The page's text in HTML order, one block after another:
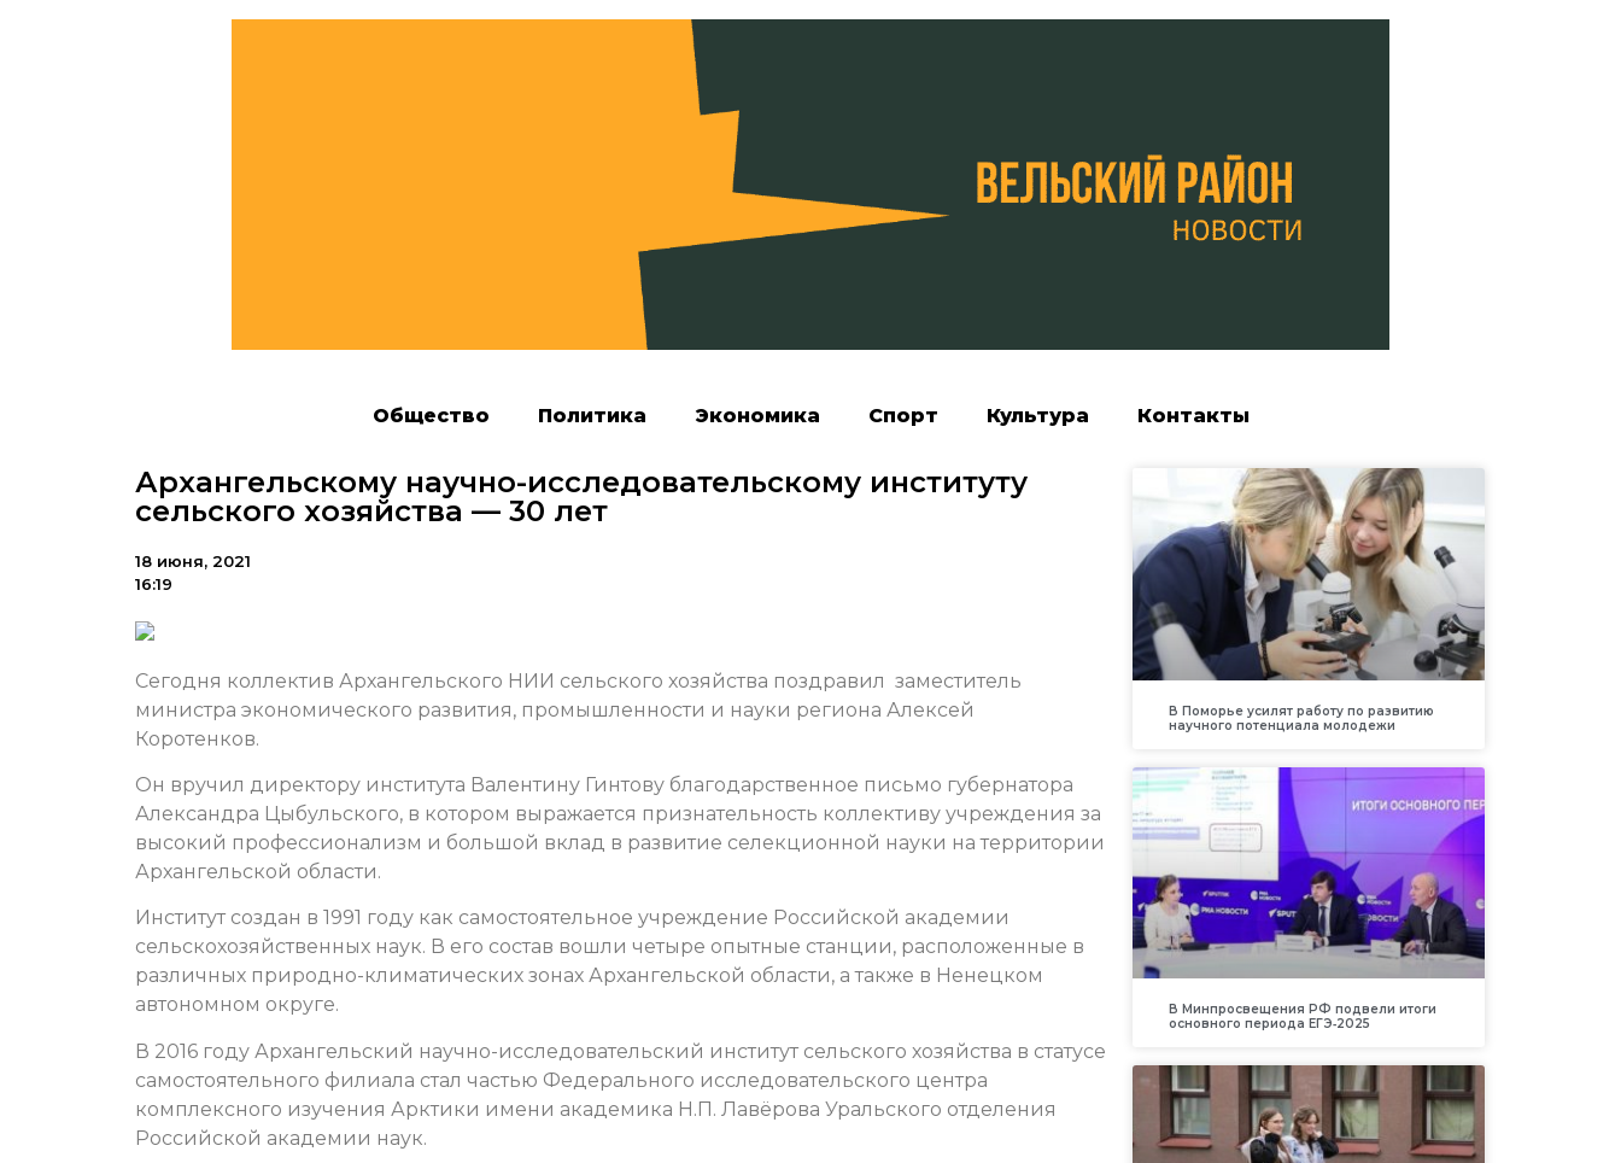
Общество Политика Экономика Спорт Культура Контакты
Архангельскому научно-исследовательскому институту
сельского хозяйства — 30 лет
18 июня, 2021
16:19
Сегодня коллектив Архангельского НИИ сельского хозяйства поздравил заместитель
министра экономического развития, промышленности и науки региона Алексей
Коротенков.
Он вручил директору института Валентину Гинтову благодарственное письмо губернатора
Александра Цыбульского, в котором выражается признательность коллективу учреждения за
высокий профессионализм и большой вклад в развитие селекционной науки на территории
Архангельской области.
Институт создан в 1991 году как самостоятельное учреждение Российской академии
сельскохозяйственных наук. В его состав вошли четыре опытные станции, расположенные в
различных природно-климатических зонах Архангельской области, а также в Ненецком
автономном округе.
В 2016 году Архангельский научно-исследовательский институт сельского хозяйства в статусе
самостоятельного филиала стал частью Федерального исследовательского центра
комплексного изучения Арктики имени академика Н.П. Лавёрова Уральского отделения
Российской академии наук.
В Поморье усилят работу по развитию
научного потенциала молодежи
В Минпросвещения РФ подвели итоги
основного периода ЕГЭ‑2025